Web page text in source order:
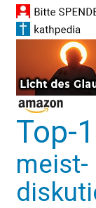
Top-
meist-